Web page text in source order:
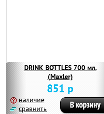
DRINK BOTTLES 700 мл.
(Maxler)
851 р
наличие
сравнить